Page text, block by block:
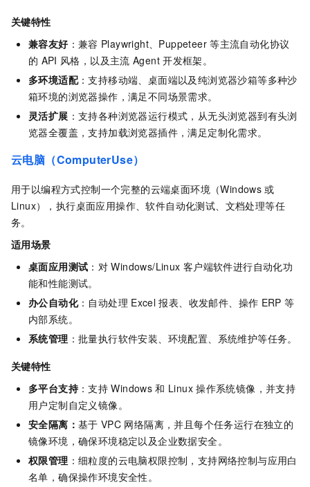
关键特性
兼容友好 ：兼容 Playwright、Puppeteer 等主流自动化协议
的 API 风格，以及主流 Agent 开发框架。
多环境适配：支持移动端、桌面端以及纯浏览器沙箱等多种沙
箱环境的浏览器操作，满足不同场景需求。
灵活扩展 ：支持各种浏览器运行模式，从无头浏览器到有头浏
览器全覆盖，支持加载浏览器插件，满足定制化需求。
云电脑（ComputerUse）
用于以编程方式控制一个完整的云端桌面环境（Windows 或
Linux），执行桌面应用操作、软件自动化测试、文档处理等任
务。
适用场景
桌面应用测试 ：对 Windows/Linux 客户端软件进行自动化功
能和性能测试。
办公自动化：自动处理 Excel 报表、收发邮件、操作 ERP 等
内部系统。
系统管理 ：批量执行软件安装、环境配置、系统维护等任务。
关键特性
多平台支持：支持 Windows 和 Linux 操作系统镜像，并支持
用户定制自定义镜像。
安全隔离： 基于 VPC 网络隔离，并且每个任务运行在独立的
镜像环境，确保环境稳定以及企业数据安全。
权限管理 ：细粒度的云电脑权限控制，支持网络控制与应用白
名单，确保操作环境安全性。